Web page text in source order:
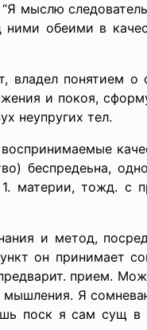
мыслю
обеими в
владел понятием
и покоя,
неупругих тел.
беспредеьна,
материи, тожд. с
и метод,
он принимает
прием.
мышления. Я
поск я сам сущ в